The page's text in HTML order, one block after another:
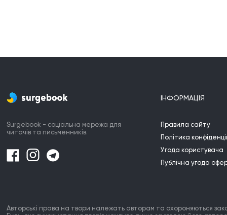
Surgebook - соціальна мережа для
читачів та письменників.
ІНФОРМАЦІЯ
Правила сайту
Політика
Угода користувача
Публічна угода
Авторські права на твори належать авторам та охороняються